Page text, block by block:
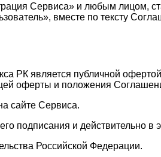
Сервиса» и любым лицом,
вместе по тексту
РК является публичной
оферты и положения
сайте Сервиса.
подписания и действительно в
Российской Федерации.